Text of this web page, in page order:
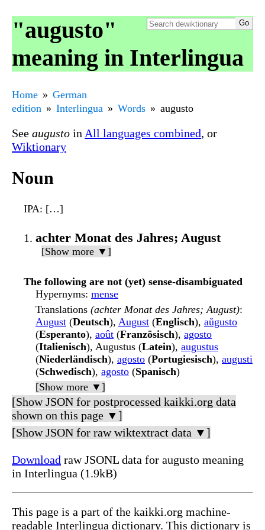
"augusto"
meaning in Interlingua
Home
German
edition
Interlingua Words augusto
See augusto in All languages combined, or
Wiktionary
Noun
IPA: […]
achter Monat des Jahres; August
[Show more ▼]
The following are not (yet) sense-disambiguated
Hypernyms: mense
Translations (achter Monat des Jahres; August):
August (Deutsch), August (Englisch), aŭgusto
(Esperanto), août (Französisch), agosto
(Italienisch), Augustus (Latein), augustus
(Niederländisch), agosto (Portugiesisch), augusti
(Schwedisch), agosto (Spanisch)
[Show more ▼]
[Show JSON for postprocessed kaikki.org data
shown on this page ▼]
[Show JSON for raw wiktextract data ▼]
Download raw JSONL data for augusto meaning
in Interlingua (1.9kB)
This page is a part of the kaikki.org machine-
readable Interlingua dictionary. This dictionary is